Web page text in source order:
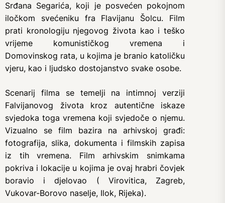
Srđana Segarića, koji je posvećen pokojnom
iločkom svećeniku fra Flavijanu Šolcu. Film
prati kronologiju njegovog života kao i teško
vrijeme komunističkog vremena i
Domovinskog rata, u kojima je branio katoličku
vjeru, kao i ljudsko dostojanstvo svake osobe.
Scenarij filma se temelji na intimnoj verziji
Falvijanovog života kroz autentične iskaze
svjedoka toga vremena koji svjedoče o njemu.
Vizualno se film bazira na arhivskoj građi:
fotografija, slika, dokumenta i filmskih zapisa
iz tih vremena. Film arhivskim snimkama
pokriva i lokacije u kojima je ovaj hrabri čovjek
boravio i djelovao ( Virovitica, Zagreb,
Vukovar-Borovo naselje, Ilok, Rijeka).